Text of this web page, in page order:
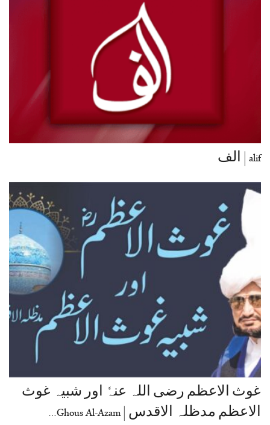
alif | الف
غوث الاعظم رضی اللہ عنہٗ اور شبیہ غوث
الاعظم مدظلہ الاقدس | Ghous Al-Azam…